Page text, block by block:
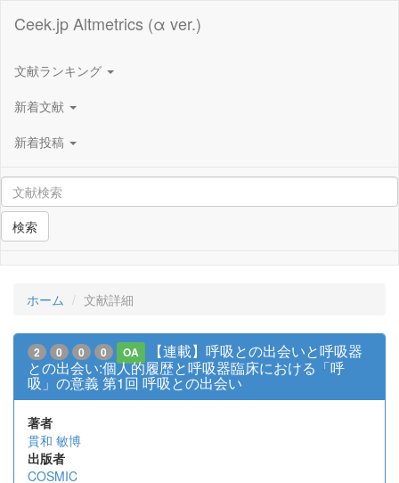
Ceek.jp Altmetrics (α ver.)
文献ランキング
新着文献
新着投稿
検索
ホーム 文献詳細
2 0 0 0 OA
【連載】呼吸との出会いと呼吸器
との出会い:個人的履歴と呼吸器臨床における「呼
吸」の意義 第1回 呼吸との出会い
著者
貫和 敏博
出版者
COSMIC